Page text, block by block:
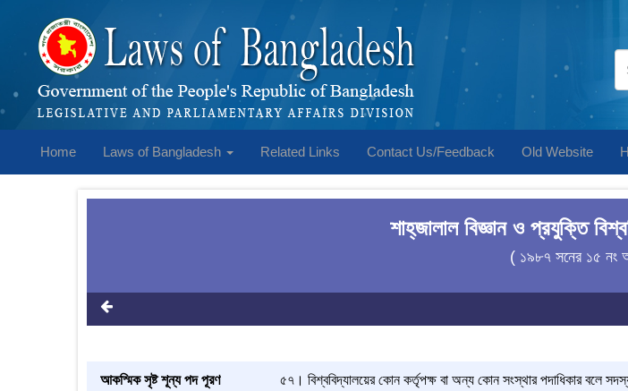
Home Laws of Bangladesh Related Links Contact Us/Feedback Old Website
শাহ্‌জালাল বিজ্ঞান ও প্রযুক্তি
( ১৯৮৭ সনের ১৫ নং
আকস্মিক সৃষ্ট শূন্য পদ পূরণ
৫৭। বিশ্ববিদ্যালয়ের কোন কর্তৃপক্ষ বা অন্য কোন সংস্থার পদাধিকার বলে